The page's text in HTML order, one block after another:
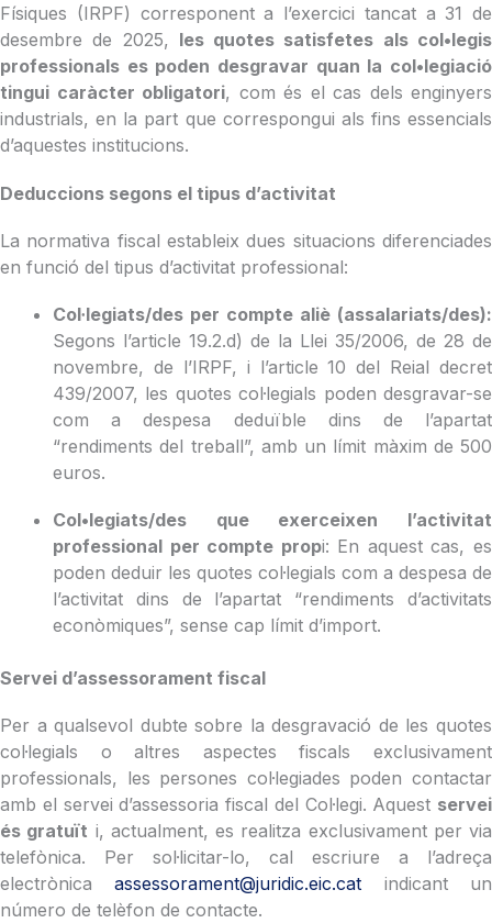
Físiques (IRPF) corresponent a l’exercici tancat a 31 de
desembre de 2025, les quotes satisfetes als col•legis
professionals es poden desgravar quan la col•legiació
tingui caràcter obligatori, com és el cas dels enginyers
industrials, en la part que correspongui als fins essencials
d’aquestes institucions.
Deduccions segons el tipus d’activitat
La normativa fiscal estableix dues situacions diferenciades
en funció del tipus d’activitat professional:
Col·legiats/des per compte aliè (assalariats/des):
Segons l’article 19.2.d) de la Llei 35/2006, de 28 de
novembre, de l’IRPF, i l’article 10 del Reial decret
439/2007, les quotes col·legials poden desgravar-se
com a despesa deduïble dins de l’apartat
“rendiments del treball”, amb un límit màxim de 500
euros.
Col•legiats/des que exerceixen l’activitat
professional per compte propi: En aquest cas, es
poden deduir les quotes col·legials com a despesa de
l’activitat dins de l’apartat “rendiments d’activitats
econòmiques”, sense cap límit d’import.
Servei d’assessorament fiscal
Per a qualsevol dubte sobre la desgravació de les quotes
col·legials o altres aspectes fiscals exclusivament
professionals, les persones col·legiades poden contactar
amb el servei d’assessoria fiscal del Col·legi. Aquest servei
és gratuït i, actualment, es realitza exclusivament per via
telefònica. Per sol·licitar-lo, cal escriure a l’adreça
electrònicaassessorament@juridic.eic.cat indicant un
número de telèfon de contacte.